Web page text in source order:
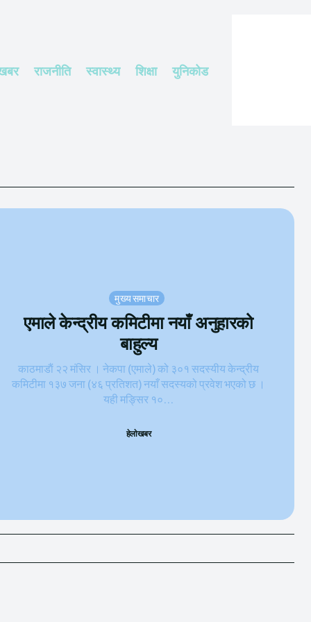
राजनीति स्वास्थ्य शिक्षा युनिकोड
मुख्य समाचार
एमाले केन्द्रीय कमिटीमा नयाँ अनुहारको
बाहुल्य
काठमाडाैं २२ मंसिर । नेकपा (एमाले) को ३०१ सदस्यीय केन्द्रीय
कमिटीमा १३७ जना (४६ प्रतिशत) नयाँ सदस्यको प्रवेश भएको छ ।
यही मङ्सिर १०...
हेलाेखबर